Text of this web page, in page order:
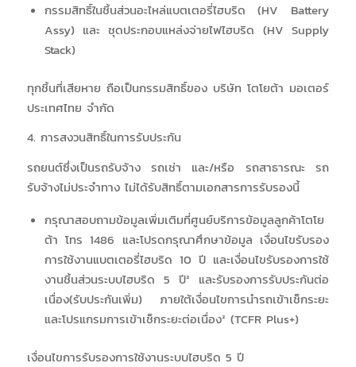
กรรมสิทธิ์ในชิ้นส่วนอะไหล่แบตเตอรี่ไฮบริด (HV Battery
Assy) และ ชุดประกอบแหล่งจ่ายไฟไฮบริด (HV Supply
Stack)
ทุกชิ้นที่เสียหาย ถือเป็นกรรมสิทธิ์ของ บริษัท โตโยต้า มอเตอร์
ประเทศไทย จํากัด
4. การสงวนสิทธิ์ในการรับประกัน
รถยนต์ซึ่งเป็นรถรับจ้าง รถเช่า และ/หรือ รถสาธารณะ รถ
รับจ้างไม่ประจำทาง ไม่ได้รับสิทธิ์ตามเอกสารการรับรองนี้
กรุณาสอบถามข้อมูลเพิ่มเติมที่ศูนย์บริการข้อมูลลูกค้าโตโย
ต้า โทร 1486 และโปรดกรุณาศึกษาข้อมูล เงื่อนไขรับรอง
การใช้งานแบตเตอรี่ไฮบริด 10 ปี และเงื่อนไขรับรองการใช้
งานชิ้นส่วนระบบไฮบริด 5 ปี² และรับรองการรับประกันต่อ
เนื่อง(รับประกันเพิ่ม) ภายใต้เงื่อนไขการนำรถเข้าเช็กระยะ
และโปรแกรมการเข้าเช็กระยะต่อเนื่อง² (TCFR Plus+)
เงื่อนไขการรับรองการใช้งานระบบไฮบริด 5 ปี